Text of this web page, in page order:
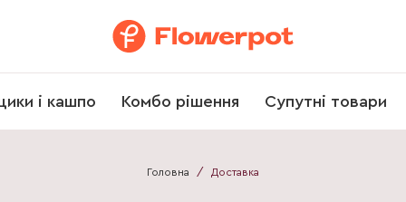
і кашпо Комбо рішення Супутні товари
Головна / Доставка